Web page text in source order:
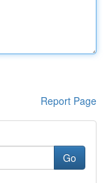
Report Page
Go